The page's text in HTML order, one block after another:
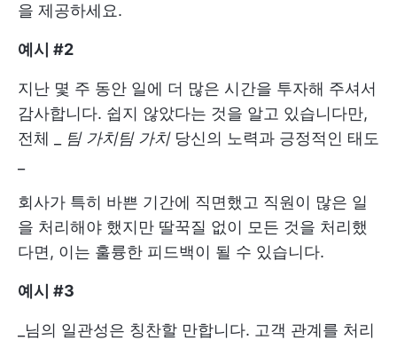
을 제공하세요.
예시 #2
지난 몇 주 동안 일에 더 많은 시간을 투자해 주셔서
감사합니다. 쉽지 않았다는 것을 알고 있습니다만,
전체 _
팀 가치팀 가치 당신의 노력과 긍정적인 태도
회사가 특히 바쁜 기간에 직면했고 직원이 많은 일
을 처리해야 했지만 딸꾹질 없이 모든 것을 처리했
다면, 이는 훌륭한 피드백이 될 수 있습니다.
예시 #3
_님의 일관성은 칭찬할 만합니다. 고객 관계를 처리